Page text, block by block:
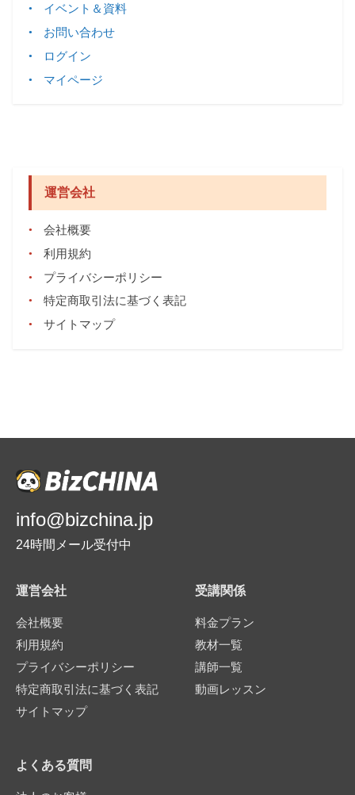
イベント＆資料
お問い合わせ
ログイン
マイページ
運営会社
会社概要
利用規約
プライバシーポリシー
特定商取引法に基づく表記
サイトマップ
info@bizchina.jp
24時間メール受付中
運営会社
会社概要
利用規約
プライバシーポリシー
特定商取引法に基づく表記
サイトマップ
受講関係
料金プラン
教材一覧
講師一覧
動画レッスン
よくある質問